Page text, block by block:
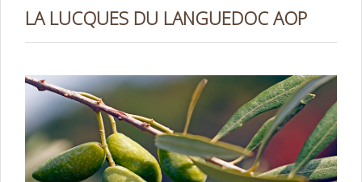
LA LUCQUES DU LANGUEDOC AOP